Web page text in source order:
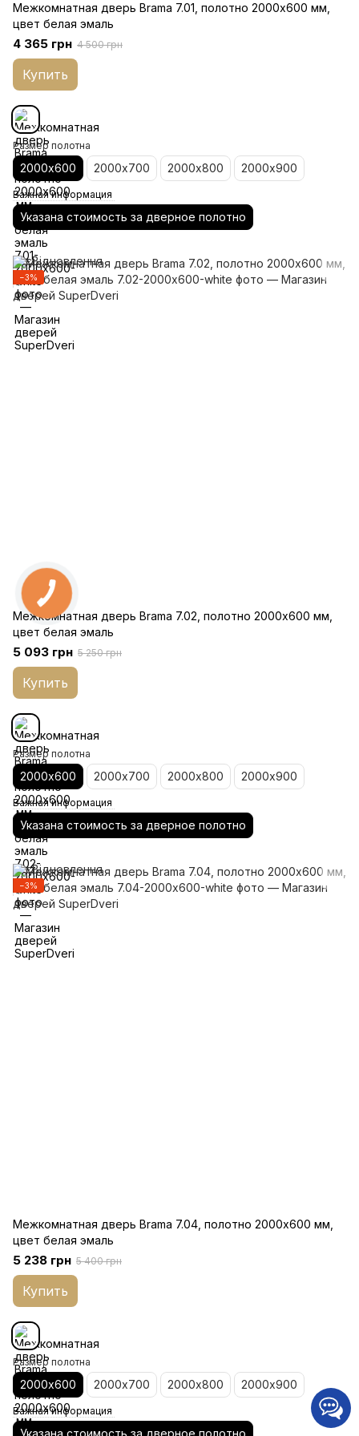
Межкомнатная дверь Brama 7.01, полотно 2000х600 мм,
цвет белая эмаль
4 365 грн 4 500 грн
Купить
Размер полотна
2000х600 2000х700 2000х800 2000х900
Важная информация
Указана стоимость за дверное полотно
−3%
Межкомнатная дверь Brama 7.02, полотно 2000х600 мм,
цвет белая эмаль
5 093 грн 5 250 грн
Купить
Размер полотна
2000х600 2000х700 2000х800 2000х900
Важная информация
Указана стоимость за дверное полотно
−3%
Межкомнатная дверь Brama 7.04, полотно 2000х600 мм,
цвет белая эмаль
5 238 грн 5 400 грн
Купить
Размер полотна
2000х600 2000х700 2000х800 2000х900
Важная информация
Указана стоимость за дверное полотно